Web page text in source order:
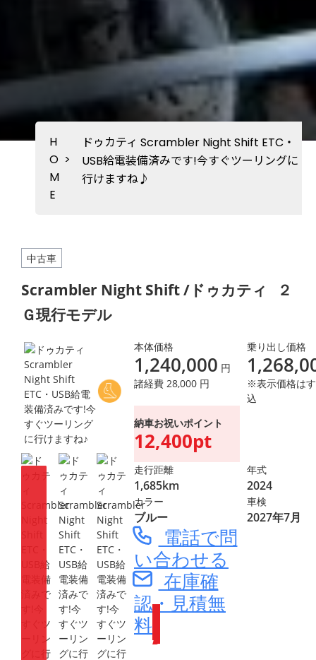
H
O
M
E
>
ドゥカティ Scrambler Night Shift ETC・
USB給電装備済みです!今すぐツーリングに
行けますね♪
中古車
Scrambler Night Shift /ドゥカティ
２
Ｇ現行モデル
本体価格
1,240,000 円
乗り出し価格
諸経費 28,000 円
※表示価格は
込
納車お祝いポイント
12,400pt
走行距離
1,685km
年式
2024
カラー
ブルー
車検
2027年7月
電話で問
い合わせる
在庫確
認・見積無
料
Webike会員